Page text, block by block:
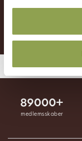
89000+
medlemsskaber